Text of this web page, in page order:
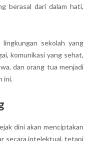
berasal dari dalam hati,
sekolah yang
komunikasi yang sehat,
dan orang tua menjadi
ini.
dini akan menciptakan
secara intelektual, tetapi